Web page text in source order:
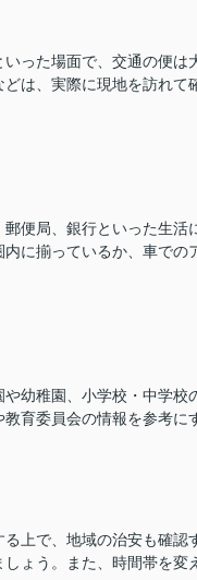
った場面で、交通の便
は、実際に現地を訪れ
便局、銀行といった生
に揃っているか、車で
幼稚園、小学校・中学
育委員会の情報を参考に
上で、地域の治安も確
ょう。また、時間帯を